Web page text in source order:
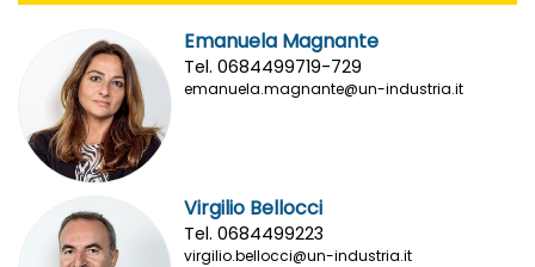
Emanuela Magnante
Tel. 0684499719-729
emanuela.magnante@un-industria.it
Virgilio Bellocci
Tel. 0684499223
virgilio.bellocci@un-industria.it